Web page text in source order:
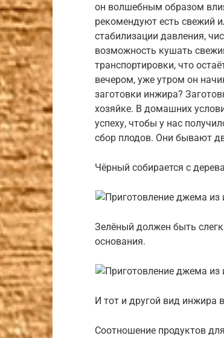
он волшебным образом
рекомендуют есть свежий
стабилизации давления,
возможность кушать
транспортировки, что
вечером, уже утром он
заготовки инжира?
хозяйке. В домашних
успеху, чтобы у нас
сбор плодов. Они бывают
Чёрный собирается с
Зелёный должен быть
основания.
И тот и другой вид инжира
Соотношение продуктов